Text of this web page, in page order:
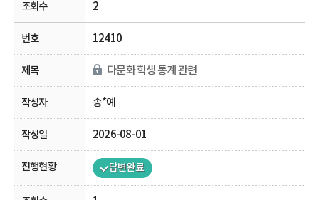
2
12410
다문화 학생 통계 관련
송*예
2026-08-01
답변완료